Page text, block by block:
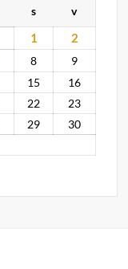
s v
1
2
8
9
15
16
22
23
29
30